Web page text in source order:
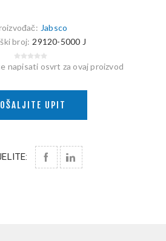
Jabsco
broj: 29120-5000 J
napisati osvrt za ovaj proizvod
UPIT